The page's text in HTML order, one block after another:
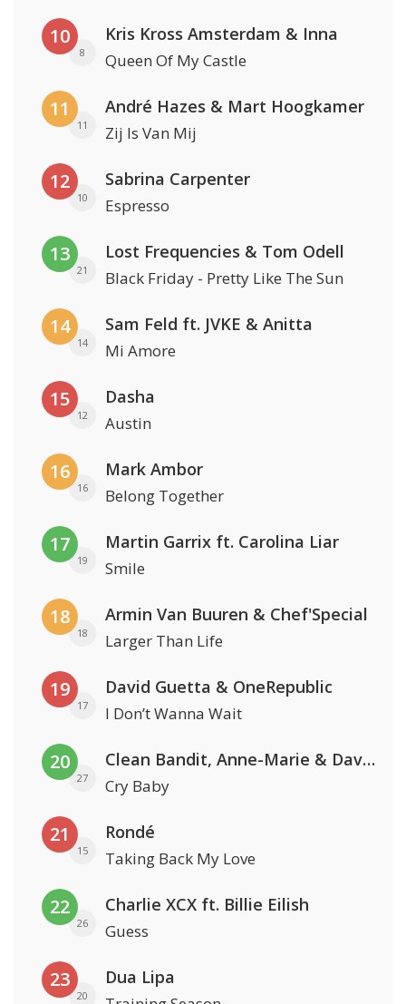
10
8
Kris Kross Amsterdam & Inna
Queen Of My Castle
11
11
André Hazes & Mart Hoogkamer
Zij Is Van Mij
12
10
Sabrina Carpenter
Espresso
13
21
Lost Frequencies & Tom Odell
Black Friday - Pretty Like The Sun
14
14
Sam Feld ft. JVKE & Anitta
Mi Amore
15
12
Dasha
Austin
16
16
Mark Ambor
Belong Together
17
19
Martin Garrix ft. Carolina Liar
Smile
18
18
Armin Van Buuren & Chef'Special
Larger Than Life
19
17
David Guetta & OneRepublic
I Don’t Wanna Wait
20
27
Clean Bandit, Anne-Marie & David Guetta
Cry Baby
21
15
Rondé
Taking Back My Love
22
26
Charlie XCX ft. Billie Eilish
Guess
23
20
Dua Lipa